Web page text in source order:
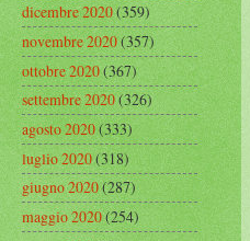
dicembre 2020(359)
novembre 2020(357)
ottobre 2020(367)
settembre 2020(326)
agosto 2020(333)
luglio 2020(318)
giugno 2020(287)
maggio 2020(254)